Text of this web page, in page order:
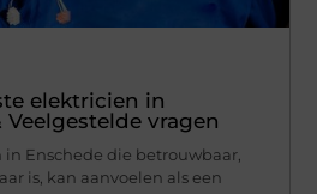
elektricien in
Veelgestelde vragen
Enschede die betrouwbaar,
is, kan aanvoelen als een